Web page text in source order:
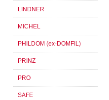
LINDNER
MICHEL
PHILDOM (ex-DOMFIL)
PRINZ
PRO
SAFE